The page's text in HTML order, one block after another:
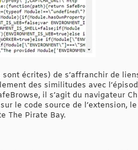
écrites) de s’affranchir de
des similitudes avec
il s’agit du navigateur
le code source de l’extension,
The Pirate Bay.